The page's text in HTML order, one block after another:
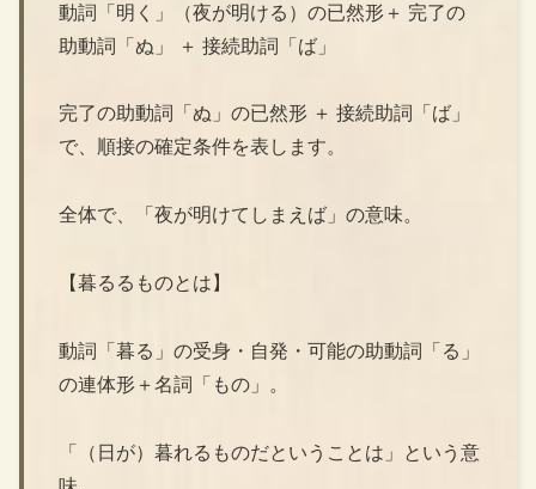
動詞「明く」（夜が明ける）の已然形＋ 完了の
助動詞「ぬ」 ＋ 接続助詞「ば」
完了の助動詞「ぬ」の已然形 ＋ 接続助詞「ば」
で、順接の確定条件を表します。
全体で、「夜が明けてしまえば」の意味。
【暮るるものとは】
動詞「暮る」の受身・自発・可能の助動詞「る」
の連体形＋名詞「もの」。
「（日が）暮れるものだということは」という意